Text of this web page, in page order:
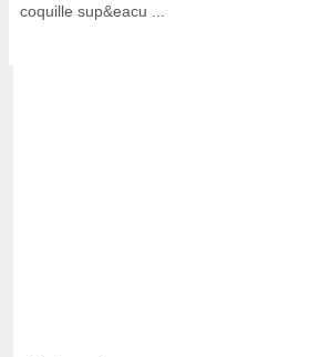
coquille sup&eacu ...